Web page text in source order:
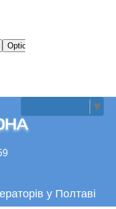
▼
у Полтаві